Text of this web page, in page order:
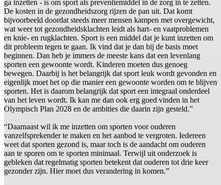
ga inzetten - is om sport als preventiemiddel in de zorg in te zetten.
De kosten in de gezondheidszorg rijzen de pan uit. Dat komt
bijvoorbeeld doordat steeds meer mensen kampen met overgewicht,
wat weer tot gezondheidsklachten leidt als hart- en vaatproblemen
en knie- en rugklachten. Sport is een middel dat je kunt inzetten om
dit probleem tegen te gaan. Ik vind dat je dan bij de basis moet
beginnen. Dan heb je immers de meeste kans dat een levenlang
sporten een gewoonte wordt. Kinderen moeten dus genoeg
bewegen. Daarbij is het belangrijk dat sport leuk wordt gevonden en
eigenlijk moet het op die manier een gewoonte worden om te blijven
sporten. Het is daarom belangrijk dat sport een integraal onderdeel
van het leven wordt. Ik kan me dan ook erg goed vinden in het
Olympisch Plan 2028 en de ambities die daarin zijn gesteld.”
“Daarnaast wil ik me inzetten om sporten voor ouderen
vanzelfsprekender te maken en het aanbod te vergroten. Iedereen
weet dat sporten gezond is, maar toch is de aandacht om ouderen
aan te sporen om te sporten minimaal. Terwijl uit onderzoek is
gebleken dat regelmatig sporten betekent dat ouderen tot drie keer
gezonder zijn. Hier moet dus verandering in komen.”